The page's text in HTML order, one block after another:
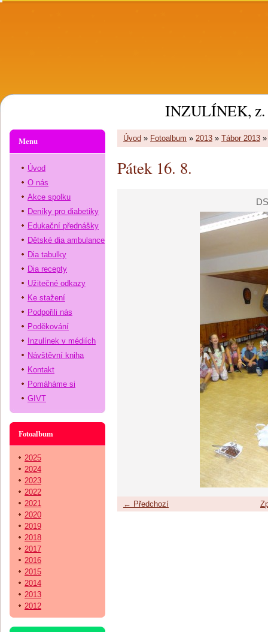
INZULÍNEK, z.
Úvod » Fotoalbum » 2013 » Tábor 2013
Pátek 16. 8.
← Předchozí
Menu
Úvod
O nás
Akce spolku
Deníky pro diabetiky
Edukační přednášky
Dětské dia ambulance
Dia tabulky
Dia recepty
Užitečné odkazy
Ke stažení
Podpořili nás
Poděkování
Inzulínek v médiích
Návštěvní kniha
Kontakt
Pomáháme si
GIVT
Fotoalbum
2025
2024
2023
2022
2021
2020
2019
2018
2017
2016
2015
2014
2013
2012